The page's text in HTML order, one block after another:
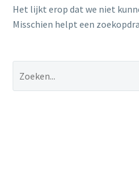
Het lijkt erop dat we niet
Misschien helpt een